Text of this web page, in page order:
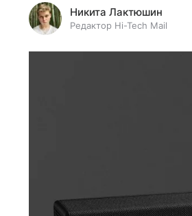
Никита Лактюшин
Редактор Hi-Tech Mail